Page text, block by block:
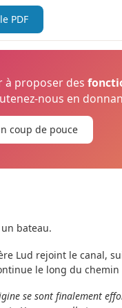
PDF
à proposer des
nous en
coup de pouce
bateau.
Lud rejoint le canal,
le long du chemin
se sont finalement